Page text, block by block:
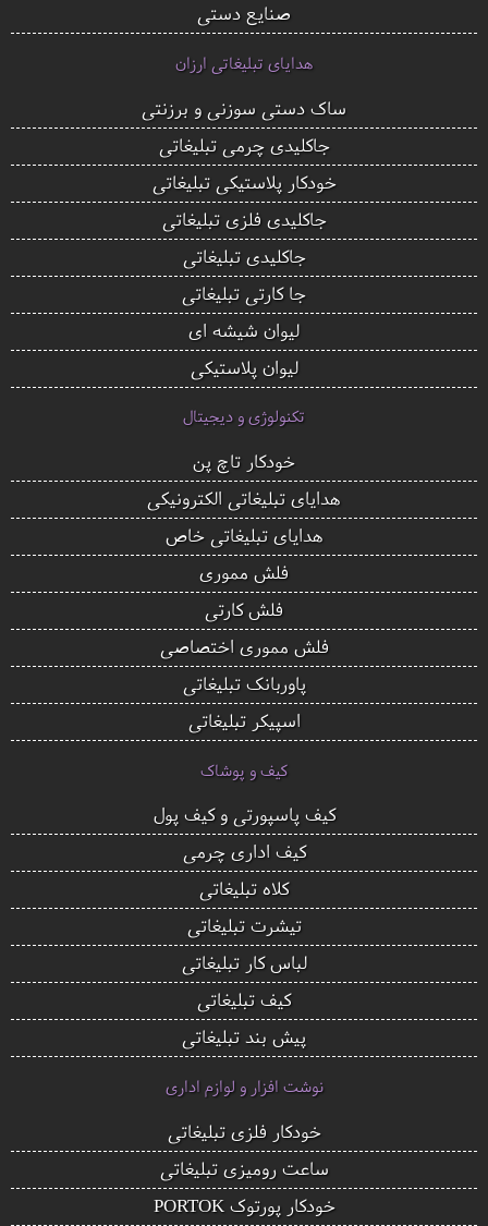
صنایع دستی
هدایای تبلیغاتی ارزان
ساک دستی سوزنی و برزنتی
جاکلیدی چرمی تبلیغاتی
خودکار پلاستیکی تبلیغاتی
جاکلیدی فلزی تبلیغاتی
جاکلیدی تبلیغاتی
جا کارتی تبلیغاتی
لیوان شیشه ای
لیوان پلاستیکی
تکنولوژی و دیجیتال
خودکار تاچ پن
هدایای تبلیغاتی الکترونیکی
هدایای تبلیغاتی خاص
فلش مموری
فلش کارتی
فلش مموری اختصاصی
پاوربانک تبلیغاتی
اسپیکر تبلیغاتی
کیف و پوشاک
کیف پاسپورتی و کیف پول
کیف اداری چرمی
کلاه تبلیغاتی
تیشرت تبلیغاتی
لباس کار تبلیغاتی
کیف تبلیغاتی
پیش بند تبلیغاتی
نوشت افزار و لوازم اداری
خودکار فلزی تبلیغاتی
ساعت رومیزی تبلیغاتی
خودکار پورتوک PORTOK